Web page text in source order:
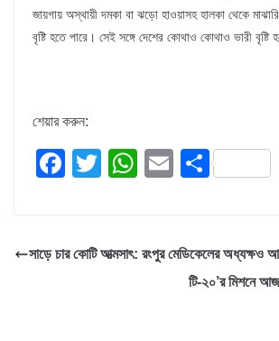
জায়গায় অস্থায়ী দমকা বা ঝড়ো হাওয়াসহ হালকা থেকে
বৃষ্টি হতে পারে। সেই সঙ্গে দেশের কোথাও কোথাও ভারী বৃষ্টি
শেয়ার করুন:
F
e
T
er
W
s
E S
e
সাড়ে চার কোটি আত্মসাৎ: রংপুর মেডিকেলের অধ্যক্ষও
টি-২০’র মিশনে আজ